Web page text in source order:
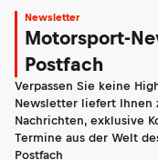
Newsletter
Motorsport-
Postfach
Verpassen Sie keine
Newsletter liefert
Nachrichten, exklusive
Termine aus der Welt
Postfach